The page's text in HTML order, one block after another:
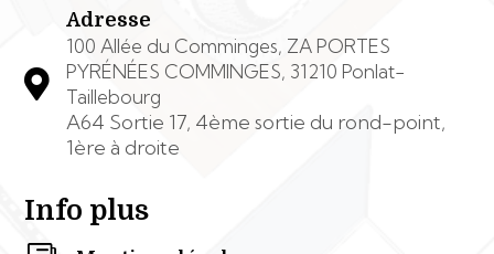

Adresse
100 Allée du Comminges, ZA PORTES
PYRÉNÉES COMMINGES, 31210 Ponlat-
Taillebourg
A64 Sortie 17, 4ème sortie du rond-point,
1ère à droite
Info plus